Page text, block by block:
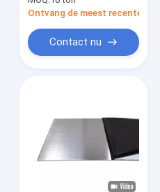
Ontvang de meest recente
Contact nu